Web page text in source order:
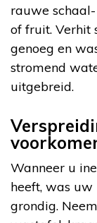
rauwe
of fruit. Verhit
genoeg en
stromend
uitgebreid.
Wanneer u
heeft, was
grondig.